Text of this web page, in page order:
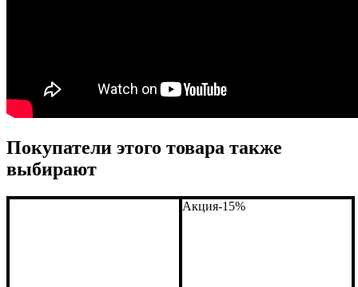
Покупатели этого товара также
выбирают
Акция-15%